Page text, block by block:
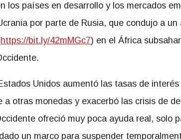
los países en desarrollo y los mercados
por parte de Rusia, que condujo a
https://bit.ly/42mMGc7) en el África
Unidos aumentó las tasas de interés
a otras monedas y exacerbó las crisis de
ofreció muy poca ayuda real, solo
un marco para suspender